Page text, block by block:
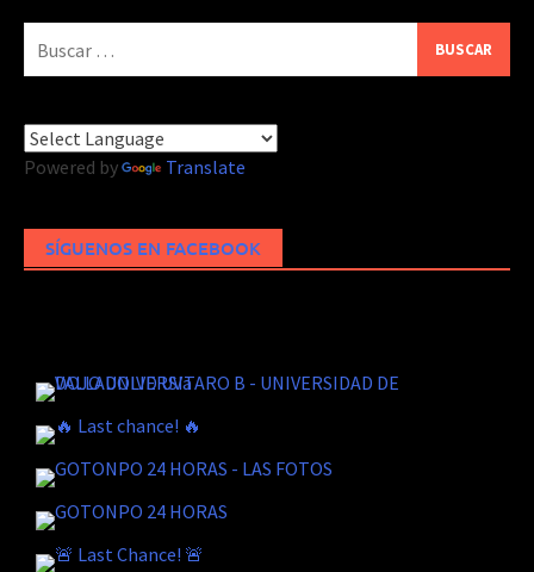
Powered by Translate
SÍGUENOS EN FACEBOOK